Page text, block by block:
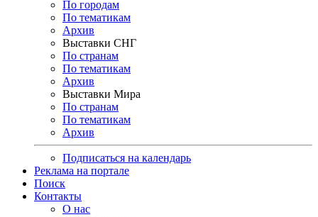
По городам
По тематикам
Архив
Выставки СНГ
По странам
По тематикам
Архив
Выставки Мира
По странам
По тематикам
Архив
Подписаться на календарь
Реклама на портале
Поиск
Контакты
О нас